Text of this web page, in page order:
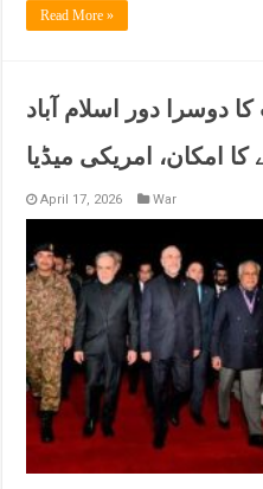
Read More »
کا دوسرا دور اسلام آباد
کا امکان، امریکی میڈیا
April 17, 2026 War